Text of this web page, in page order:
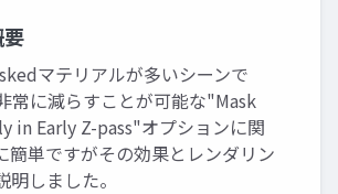
マテリアルが多いシーンで
常に減らすことが可能な"Mask
in Early Z-pass"オプションに関
簡単ですがその効果とレンダリン
しました。